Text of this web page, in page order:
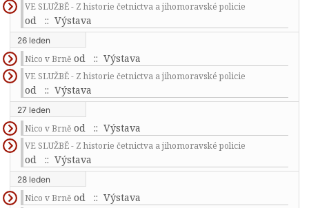
VE SLUŽBĚ - Z historie četnictva a jihomoravské policie
od :: Výstava
26 leden
Nico v Brně od :: Výstava
VE SLUŽBĚ - Z historie četnictva a jihomoravské policie
od :: Výstava
27 leden
Nico v Brně od :: Výstava
VE SLUŽBĚ - Z historie četnictva a jihomoravské policie
od :: Výstava
28 leden
Nico v Brně od :: Výstava